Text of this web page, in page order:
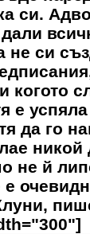
си.
не си
когото
е
да го
никой
не й
е